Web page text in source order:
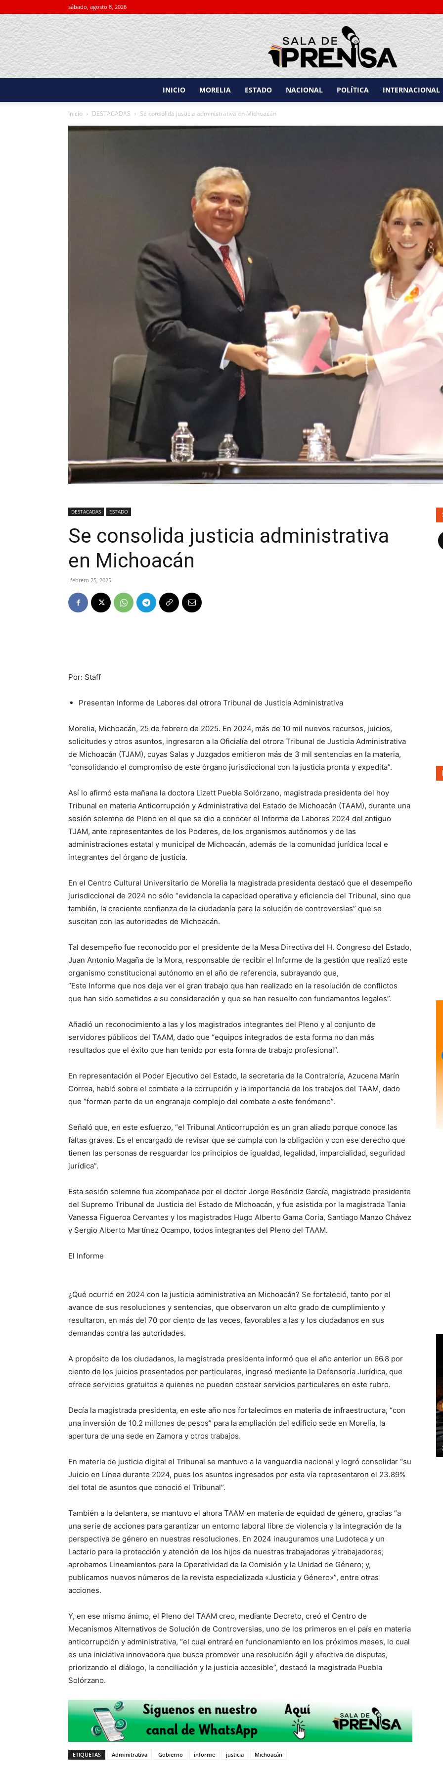
sábado, agosto 8, 2026
INICIO MORELIA ESTADO NACIONAL POLÍTICA INTERNACIONAL
Inicio DESTACADAS Se consolida justicia administrativa en Michoacán
DESTACADAS ESTADO
Se consolida justicia administrativa
en Michoacán
febrero 25, 2025
Por: Staff
Presentan Informe de Labores del otrora Tribunal de Justicia Administrativa
Morelia, Michoacán, 25 de febrero de 2025. En 2024, más de 10 mil nuevos recursos, juicios,
solicitudes y otros asuntos, ingresaron a la Oficialía del otrora Tribunal de Justicia Administrativa
de Michoacán (TJAM), cuyas Salas y Juzgados emitieron más de 3 mil sentencias en la materia,
“consolidando el compromiso de este órgano jurisdiccional con la justicia pronta y expedita”.
Así lo afirmó esta mañana la doctora Lizett Puebla Solórzano, magistrada presidenta del hoy
Tribunal en materia Anticorrupción y Administrativa del Estado de Michoacán (TAAM), durante una
sesión solemne de Pleno en el que se dio a conocer el Informe de Labores 2024 del antiguo
TJAM, ante representantes de los Poderes, de los organismos autónomos y de las
administraciones estatal y municipal de Michoacán, además de la comunidad jurídica local e
integrantes del órgano de justicia.
En el Centro Cultural Universitario de Morelia la magistrada presidenta destacó que el desempeño
jurisdiccional de 2024 no sólo “evidencia la capacidad operativa y eficiencia del Tribunal, sino que
también, la creciente confianza de la ciudadanía para la solución de controversias” que se
suscitan con las autoridades de Michoacán.
Tal desempeño fue reconocido por el presidente de la Mesa Directiva del H. Congreso del Estado,
Juan Antonio Magaña de la Mora, responsable de recibir el Informe de la gestión que realizó este
organismo constitucional autónomo en el año de referencia, subrayando que,
“Este Informe que nos deja ver el gran trabajo que han realizado en la resolución de conflictos
que han sido sometidos a su consideración y que se han resuelto con fundamentos legales”.
Añadió un reconocimiento a las y los magistrados integrantes del Pleno y al conjunto de
servidores públicos del TAAM, dado que “equipos integrados de esta forma no dan más
resultados que el éxito que han tenido por esta forma de trabajo profesional”.
En representación el Poder Ejecutivo del Estado, la secretaria de la Contraloría, Azucena Marín
Correa, habló sobre el combate a la corrupción y la importancia de los trabajos del TAAM, dado
que “forman parte de un engranaje complejo del combate a este fenómeno”.
Señaló que, en este esfuerzo, “el Tribunal Anticorrupción es un gran aliado porque conoce las
faltas graves. Es el encargado de revisar que se cumpla con la obligación y con ese derecho que
tienen las personas de resguardar los principios de igualdad, legalidad, imparcialidad, seguridad
jurídica”.
Esta sesión solemne fue acompañada por el doctor Jorge Reséndiz García, magistrado presidente
del Supremo Tribunal de Justicia del Estado de Michoacán, y fue asistida por la magistrada Tania
Vanessa Figueroa Cervantes y los magistrados Hugo Alberto Gama Coria, Santiago Manzo Chávez
y Sergio Alberto Martínez Ocampo, todos integrantes del Pleno del TAAM.
El Informe
¿Qué ocurrió en 2024 con la justicia administrativa en Michoacán? Se fortaleció, tanto por el
avance de sus resoluciones y sentencias, que observaron un alto grado de cumplimiento y
resultaron, en más del 70 por ciento de las veces, favorables a las y los ciudadanos en sus
demandas contra las autoridades.
A propósito de los ciudadanos, la magistrada presidenta informó que el año anterior un 66.8 por
ciento de los juicios presentados por particulares, ingresó mediante la Defensoría Jurídica, que
ofrece servicios gratuitos a quienes no pueden costear servicios particulares en este rubro.
Decía la magistrada presidenta, en este año nos fortalecimos en materia de infraestructura, “con
una inversión de 10.2 millones de pesos” para la ampliación del edificio sede en Morelia, la
apertura de una sede en Zamora y otros trabajos.
En materia de justicia digital el Tribunal se mantuvo a la vanguardia nacional y logró consolidar “su
Juicio en Línea durante 2024, pues los asuntos ingresados por esta vía representaron el 23.89%
del total de asuntos que conoció el Tribunal”.
También a la delantera, se mantuvo el ahora TAAM en materia de equidad de género, gracias “a
una serie de acciones para garantizar un entorno laboral libre de violencia y la integración de la
perspectiva de género en nuestras resoluciones. En 2024 inauguramos una Ludoteca y un
Lactario para la protección y atención de los hijos de nuestras trabajadoras y trabajadores;
aprobamos Lineamientos para la Operatividad de la Comisión y la Unidad de Género; y,
publicamos nuevos números de la revista especializada «Justicia y Género»”, entre otras
acciones.
Y, en ese mismo ánimo, el Pleno del TAAM creo, mediante Decreto, creó el Centro de
Mecanismos Alternativos de Solución de Controversias, uno de los primeros en el país en materia
anticorrupción y administrativa, “el cual entrará en funcionamiento en los próximos meses, lo cual
es una iniciativa innovadora que busca promover una resolución ágil y efectiva de disputas,
priorizando el diálogo, la conciliación y la justicia accesible”, destacó la magistrada Puebla
Solórzano.
ETIQUETAS Adminitrativa Gobierno informe justicia Michoacán